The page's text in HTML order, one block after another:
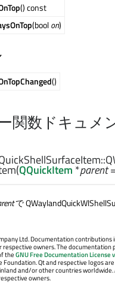
() const
(boolon)
()
関数ドキュメ
(QQuickItem*parent
で
Ltd. Documentation contributions
owners. The documentation
theGNU Free Documentation License
Qt and respective logos are
and/or other countries
owners.